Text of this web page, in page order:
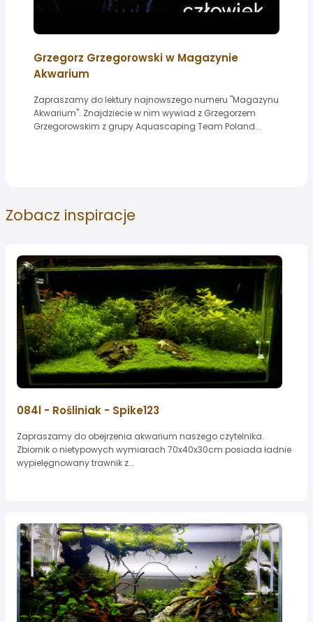
Grzegorz Grzegorowski w Magazynie
Akwarium
Zapraszamy do lektury najnowszego numeru "Magazynu
Akwarium". Znajdziecie w nim wywiad z Grzegorzem
Grzegorowskim z grupy Aquascaping Team Poland...
Zobacz inspiracje
084l - Rośliniak - Spike123
Zapraszamy do obejrzenia akwarium naszego czytelnika.
Zbiornik o nietypowych wymiarach 70x40x30cm posiada ładnie
wypielęgnowany trawnik z...